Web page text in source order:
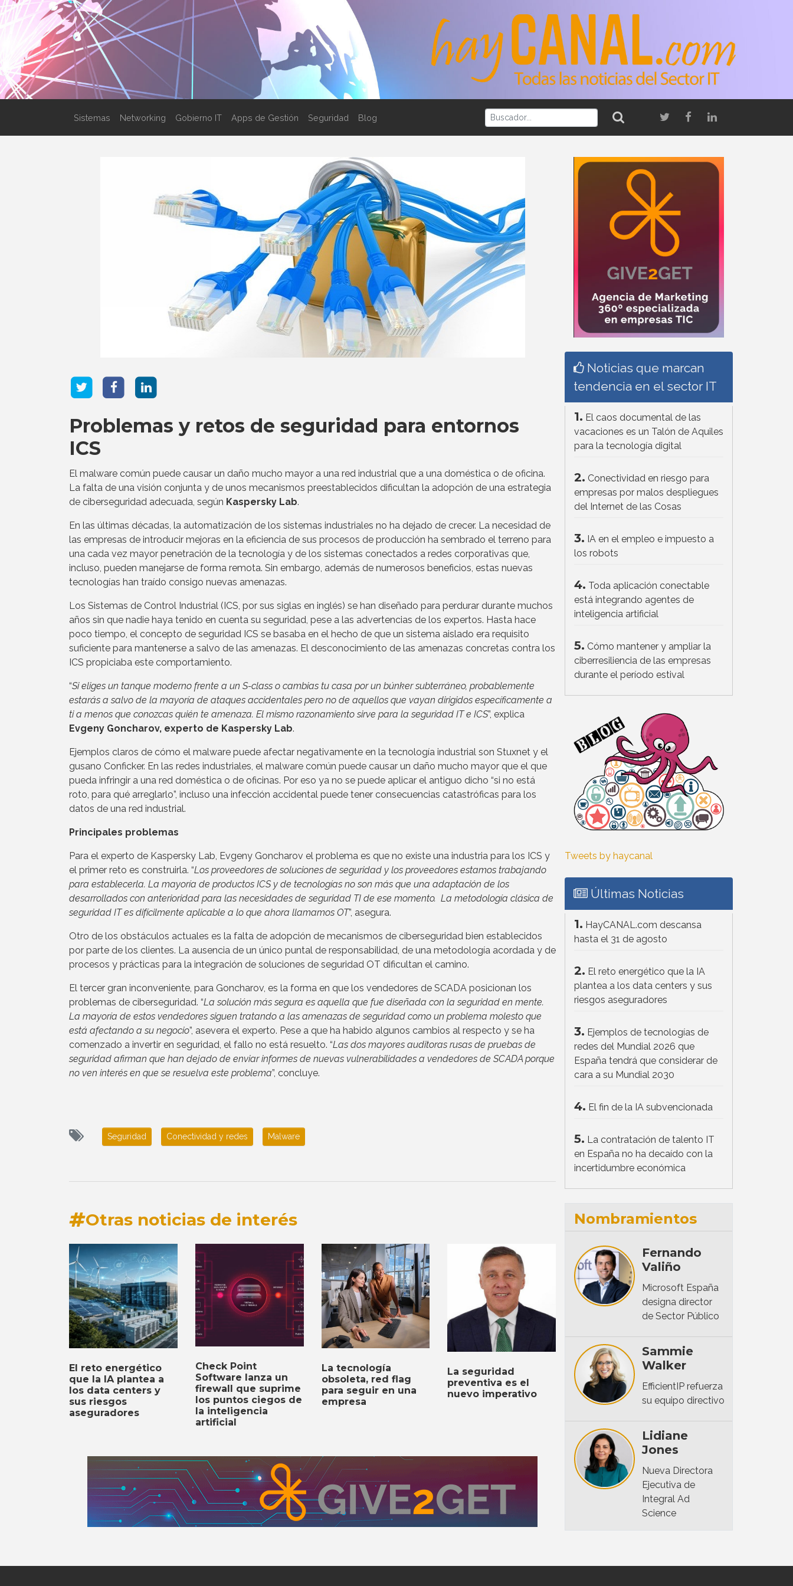
Sistemas Networking Gobierno IT Apps de Gestión Seguridad Blog
Problemas y retos de seguridad para entornos
ICS
El malware común puede causar un daño mucho mayor a una red industrial que a una doméstica o de oficina.
La falta de una visión conjunta y de unos mecanismos preestablecidos dificultan la adopción de una estrategia
de ciberseguridad adecuada, según Kaspersky Lab.
En las últimas décadas, la automatización de los sistemas industriales no ha dejado de crecer. La necesidad de
las empresas de introducir mejoras en la eficiencia de sus procesos de producción ha sembrado el terreno para
una cada vez mayor penetración de la tecnología y de los sistemas conectados a redes corporativas que,
incluso, pueden manejarse de forma remota. Sin embargo, además de numerosos beneficios, estas nuevas
tecnologías han traído consigo nuevas amenazas.
Los Sistemas de Control Industrial (ICS, por sus siglas en inglés) se han diseñado para perdurar durante muchos
años sin que nadie haya tenido en cuenta su seguridad, pese a las advertencias de los expertos. Hasta hace
poco tiempo, el concepto de seguridad ICS se basaba en el hecho de que un sistema aislado era requisito
suficiente para mantenerse a salvo de las amenazas. El desconocimiento de las amenazas concretas contra los
ICS propiciaba este comportamiento.
“Si eliges un tanque moderno frente a un S-class o cambias tu casa por un búnker subterráneo, probablemente
estarás a salvo de la mayoría de ataques accidentales pero no de aquellos que vayan dirigidos específicamente a
ti a menos que conozcas quién te amenaza. El mismo razonamiento sirve para la seguridad IT e ICS”, explica
Evgeny Goncharov, experto de Kaspersky Lab.
Ejemplos claros de cómo el malware puede afectar negativamente en la tecnología industrial son Stuxnet y el
gusano Conficker. En las redes industriales, el malware común puede causar un daño mucho mayor que el que
pueda infringir a una red doméstica o de oficinas. Por eso ya no se puede aplicar el antiguo dicho “si no está
roto, para qué arreglarlo”, incluso una infección accidental puede tener consecuencias catastróficas para los
datos de una red industrial.
Principales problemas
Para el experto de Kaspersky Lab, Evgeny Goncharov el problema es que no existe una industria para los ICS y
el primer reto es construirla. “Los proveedores de soluciones de seguridad y los proveedores estamos trabajando
para establecerla. La mayoría de productos ICS y de tecnologías no son más que una adaptación de los
desarrollados con anterioridad para las necesidades de seguridad TI de ese momento. La metodología clásica de
seguridad IT es difícilmente aplicable a lo que ahora llamamos OT”, asegura.
Otro de los obstáculos actuales es la falta de adopción de mecanismos de ciberseguridad bien establecidos
por parte de los clientes. La ausencia de un único puntal de responsabilidad, de una metodología acordada y de
procesos y prácticas para la integración de soluciones de seguridad OT dificultan el camino.
El tercer gran inconveniente, para Goncharov, es la forma en que los vendedores de SCADA posicionan los
problemas de ciberseguridad. “La solución más segura es aquella que fue diseñada con la seguridad en mente.
La mayoría de estos vendedores siguen tratando a las amenazas de seguridad como un problema molesto que
está afectando a su negocio”, asevera el experto. Pese a que ha habido algunos cambios al respecto y se ha
comenzado a invertir en seguridad, el fallo no está resuelto. “Las dos mayores auditoras rusas de pruebas de
seguridad afirman que han dejado de enviar informes de nuevas vulnerabilidades a vendedores de SCADA porque
no ven interés en que se resuelva este problema”, concluye.
Seguridad Conectividad y redes Malware
Otras noticias de interés
El reto energético
que la IA plantea a
los data centers y
sus riesgos
aseguradores
Check Point
Software lanza un
firewall que suprime
los puntos ciegos de
la inteligencia
artificial
La tecnología
obsoleta, red flag
para seguir en una
empresa
La seguridad
preventiva es el
nuevo imperativo
Noticias que marcan
tendencia en el sector IT
1. El caos documental de las
vacaciones es un Talón de Aquiles
para la tecnología digital
2. Conectividad en riesgo para
empresas por malos despliegues
del Internet de las Cosas
3. IA en el empleo e impuesto a
los robots
4. Toda aplicación conectable
está integrando agentes de
inteligencia artificial
5. Cómo mantener y ampliar la
ciberresiliencia de las empresas
durante el período estival
Tweets by haycanal
Últimas Noticias
1. HayCANAL.com descansa
hasta el 31 de agosto
2. El reto energético que la IA
plantea a los data centers y sus
riesgos aseguradores
3. Ejemplos de tecnologías de
redes del Mundial 2026 que
España tendrá que considerar de
cara a su Mundial 2030
4. El fin de la IA subvencionada
5. La contratación de talento IT
en España no ha decaído con la
incertidumbre económica
Nombramientos
Fernando
Valiño
Microsoft España
designa director
de Sector Público
Sammie
Walker
EfficientIP refuerza
su equipo directivo
Lidiane
Jones
Nueva Directora
Ejecutiva de
Integral Ad
Science